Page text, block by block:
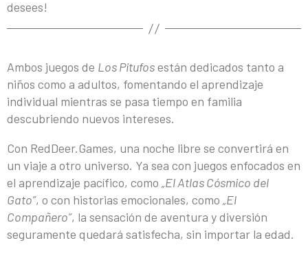
desees!
Ambos juegos de Los Pitufosestán dedicados tanto a
niños como a adultos, fomentando el aprendizaje
individual mientras se pasa tiempo en familia
descubriendo nuevos intereses.
Con RedDeer.Games, una noche libre se convertirá en
un viaje a otro universo. Ya sea con juegos enfocados en
el aprendizaje pacífico, como „El Atlas Cósmico del
Gato”, o con historias emocionales, como „El
Compañero”, la sensación de aventura y diversión
seguramente quedará satisfecha, sin importar la edad.